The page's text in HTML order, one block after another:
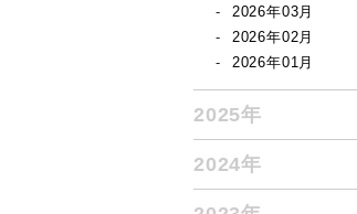
2026年03月
2026年02月
2026年01月
2025年
2024年